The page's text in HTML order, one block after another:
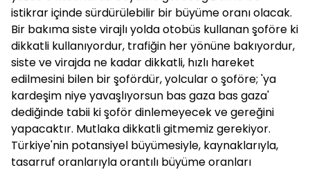
istikrar içinde sürdürülebilir bir büyüme oranı olacak.
Bir bakıma siste virajlı yolda otobüs kullanan şoföre ki
dikkatli kullanıyordur, trafiğin her yönüne bakıyordur,
siste ve virajda ne kadar dikkatli, hızlı hareket
edilmesini bilen bir şofördür, yolcular o şoföre; 'ya
kardeşim niye yavaşlıyorsun bas gaza bas gaza'
dediğinde tabii ki şoför dinlemeyecek ve gereğini
yapacaktır. Mutlaka dikkatli gitmemiz gerekiyor.
Türkiye'nin potansiyel büyümesiyle, kaynaklarıyla,
tasarruf oranlarıyla orantılı büyüme oranları